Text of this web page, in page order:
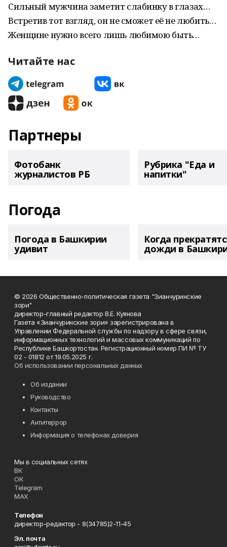
Сильный мужчина заметит слабинку в глазах…
Встретив тот взгляд, он не сможет её не любить…
Женщине нужно всего лишь любимою быть…
Читайте нас
Партнеры
Фотобанк
журналистов РБ
Рубрика "Еда и
напитки"
Погода
Погода в Башкирии
удивит
Когда
дожди в
© 2026 Общественно-политическая газета "Зианчуринские
зори"
директор-главный редактор В.Е. Куянова
Газета «Зианчуринские зори» зарегистрирована в
Управлении Федеральной службы по надзору в сфере связи,
информационных технологий и массовых коммуникаций по
Республике Башкортостан. Регистрационный номер ПИ № ТУ
02 - 01812 от 19.05.2025 г.
Об использовании персональных данных
Об издании
Руководство
Контакты
Антитеррор
Информация о телефонах доверия
Мы в социальных сетях
ВК
ОК
Telegram
MAX
Телефон
директор-редактор - 8(34785)2-11-45
Эл. почта